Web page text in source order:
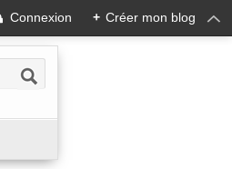
Connexion + Créer mon blog